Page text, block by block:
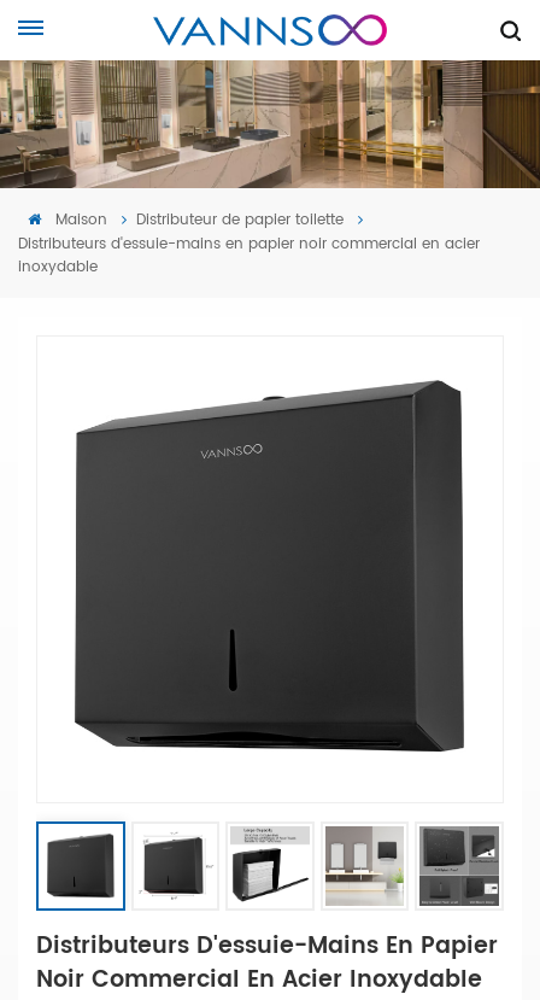
Maison
Distributeur de papier toilette
Distributeurs d'essuie-mains en papier noir commercial en acier
inoxydable
Distributeurs D'essuie-Mains En Papier
Noir Commercial En Acier Inoxydable